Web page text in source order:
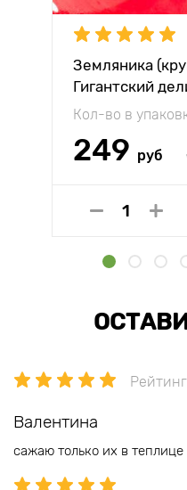
Земляника
Гигантский
Кол-во в
249 руб
Валентина
сажаю только их в теплице